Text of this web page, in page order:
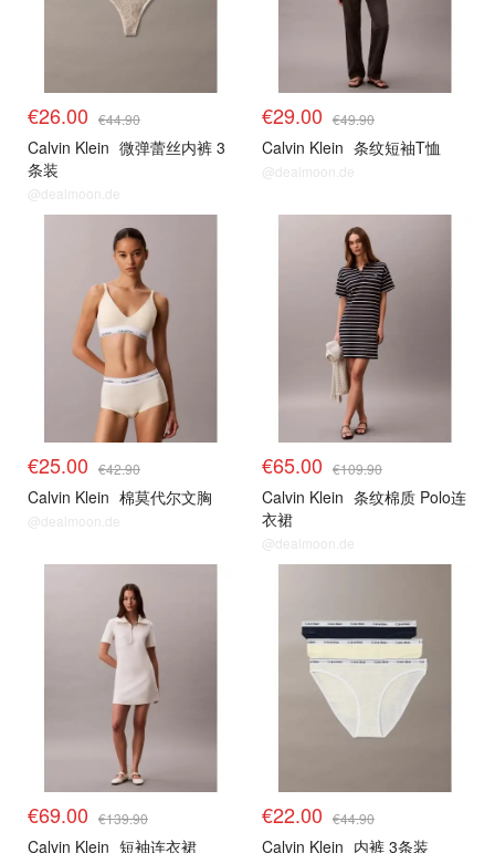
€26.00 €44.90
Calvin Klein 微弹蕾丝内裤 3
条装
@dealmoon.de
€29.00 €49.90
Calvin Klein 条纹短袖T恤
@dealmoon.de
€25.00 €42.90
Calvin Klein 棉莫代尔文胸
@dealmoon.de
€65.00 €109.90
Calvin Klein 条纹棉质 Polo连
衣裙
@dealmoon.de
€69.00 €139.90
Calvin Klein 短袖连衣裙
€22.00 €44.90
Calvin Klein 内裤 3条装